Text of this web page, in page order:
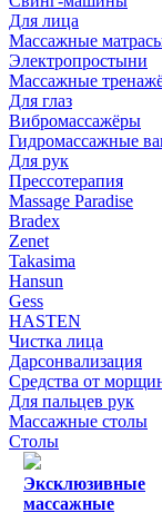
Для лица
Массажные
Электропростыни
Массажные
Для глаз
Вибромассажёры
Гидромассажные
Для рук
Прессотерапия
Massage Paradise
Bradex
Zenet
Takasima
Hansun
Gess
HASTEN
Чистка лица
Дарсонвализация
Средства от
Для пальцев рук
Массажные столы
Столы
Эксклюзивные
массажные